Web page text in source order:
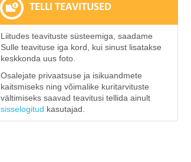
TELLI TEAVITUSED
Liitudes teavituste süsteemiga, saadame
Sulle teavituse iga kord, kui sinust lisatakse
keskkonda uus foto.
Osalejate privaatsuse ja isikuandmete
kaitsmiseks ning võimalike kuritarvituste
vältimiseks saavad teavitusi tellida ainult
sisselogitud kasutajad.